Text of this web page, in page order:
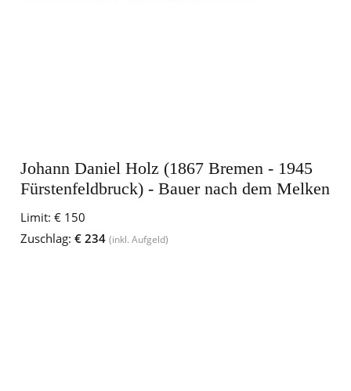
Johann Daniel Holz (1867 Bremen - 1945
Fürstenfeldbruck) - Bauer nach dem Melken
Limit: € 150
Zuschlag: € 234 (inkl. Aufgeld)